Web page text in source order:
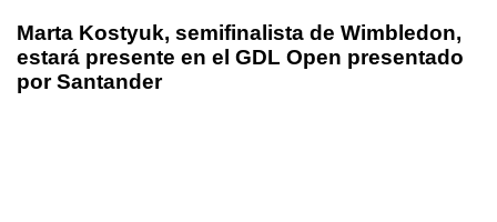
Marta Kostyuk, semifinalista de Wimbledon,
estará presente en el GDL Open presentado
por Santander